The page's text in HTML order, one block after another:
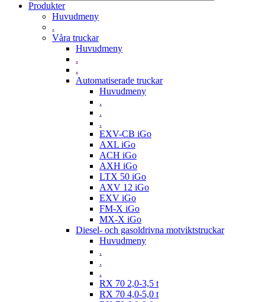
Produkter
Huvudmeny
.
Våra truckar
Huvudmeny
.
.
Automatiserade truckar
Huvudmeny
.
.
.
EXV-CB iGo
AXL iGo
ACH iGo
AXH iGo
LTX 50 iGo
AXV 12 iGo
EXV iGo
FM-X iGo
MX-X iGo
Diesel- och gasoldrivna motviktstruckar
Huvudmeny
.
.
.
RX 70 2,0-3,5 t
RX 70 4,0-5,0 t